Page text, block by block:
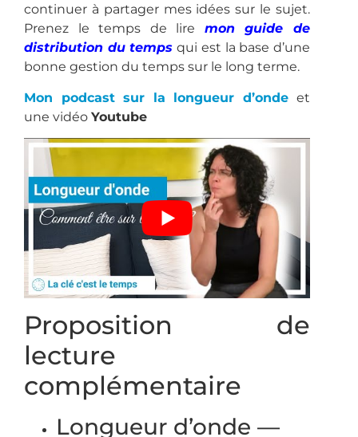
continuer à partager mes idées sur le sujet.
Prenez le temps de lire mon guide de
distribution du temps qui est la base d’une
bonne gestion du temps sur le long terme.
Mon podcast sur la longueur d’onde et
une vidéo Youtube
Proposition de
lecture
complémentaire
Longueur d’onde —